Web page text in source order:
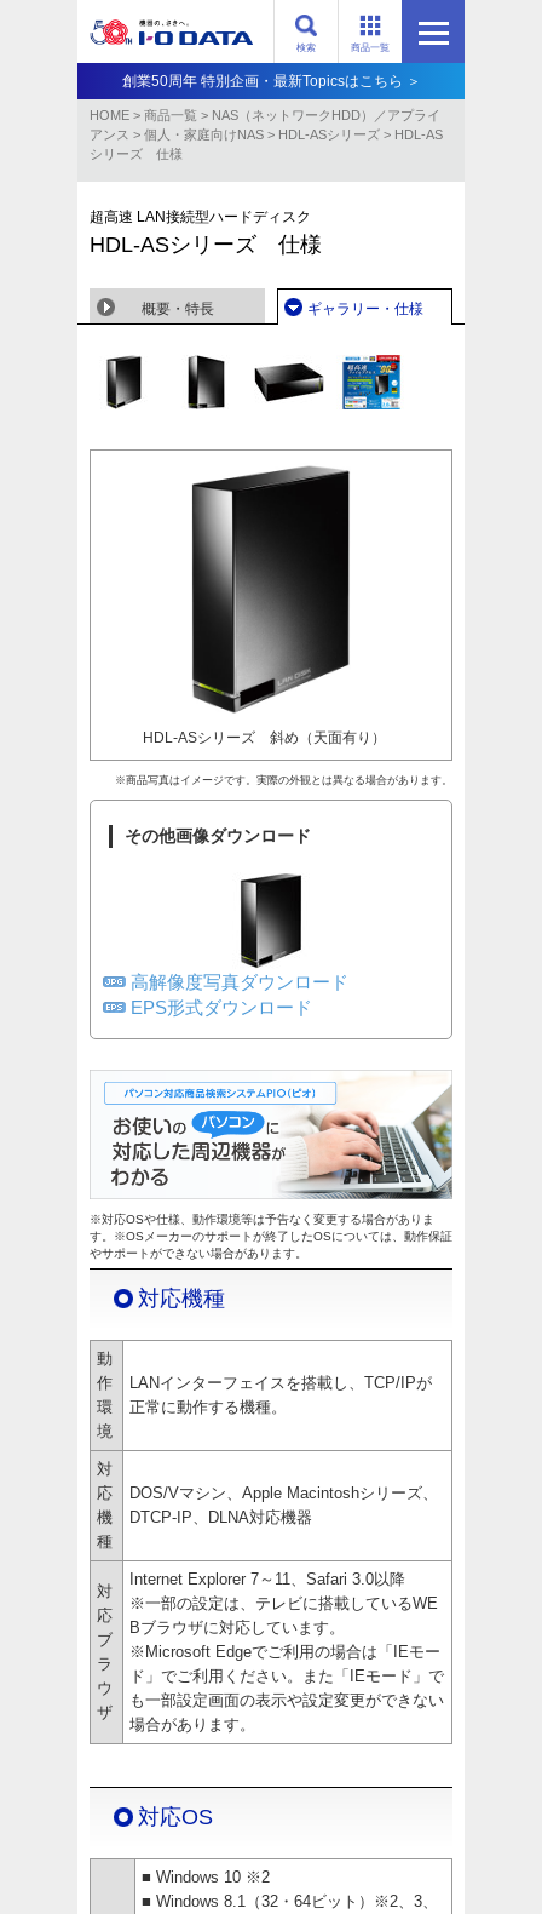
商品一覧
検索
創業50周年 特別企画・最新Topicsはこちら ＞
HOME > 商品一覧 > NAS（ネットワークHDD）／アプライ
アンス​ > 個人・家庭向けNAS > HDL-ASシリーズ > HDL-AS
シリーズ 仕様
超高速 LAN接続型ハードディスク
HDL-ASシリーズ 仕様
概要・特長 ギャラリー・仕様
HDL-ASシリーズ 斜め（天面有り）
※商品写真はイメージです。実際の外観とは異なる場合があります。
その他画像ダウンロード
高解像度写真ダウンロード
EPS形式ダウンロード
※対応OSや仕様、動作環境等は予告なく変更する場合がありま
す。※OSメーカーのサポートが終了したOSについては、動作保証
やサポートができない場合があります。
対応機種
動
作
環
境
LANインターフェイスを搭載し、TCP/IPが
正常に動作する機種。
対
応
機
種
DOS/Vマシン、Apple Macintoshシリーズ、
DTCP-IP、DLNA対応機器
対
応
ブ
ラ
ウ
ザ
Internet Explorer 7～11、Safari 3.0以降
※一部の設定は、テレビに搭載しているWE
Bブラウザに対応しています。
※Microsoft Edgeでご利用の場合は「IEモー
ド」でご利用ください。また「IEモード」で
も一部設定画面の表示や設定変更ができない
場合があります。
対応OS
■ Windows 10 ※2
■ Windows 8.1（32・64ビット）※2、3、